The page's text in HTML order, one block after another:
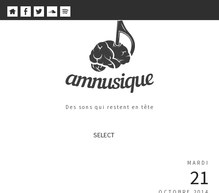
Des sons qui restent en tête
SELECT
MARDI
21